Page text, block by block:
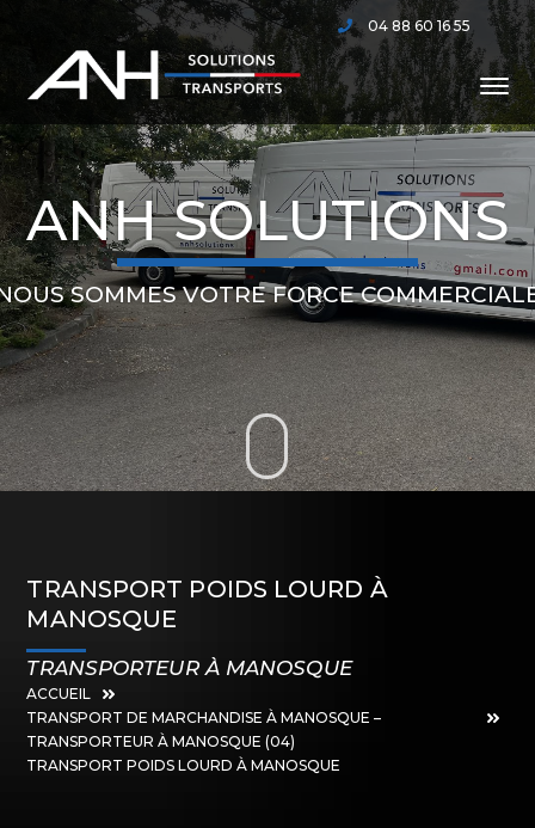
04 88 60 16 55
ANH SOLUTIONS
SOMMES VOTRE FORCE
TRANSPORT POIDS LOURD À
MANOSQUE
TRANSPORTEUR À MANOSQUE
ACCUEIL
TRANSPORT DE MARCHANDISE À MANOSQUE –
TRANSPORTEUR À MANOSQUE (04)
TRANSPORT POIDS LOURD À MANOSQUE